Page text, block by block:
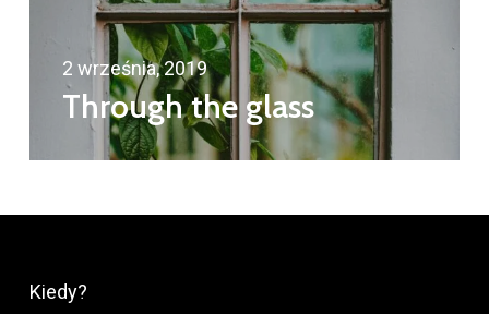
2 września, 2019
Through the glass
Kiedy?